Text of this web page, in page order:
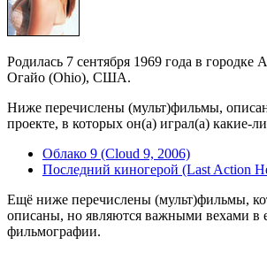
Родилась 7 сентября 1969 года в
Огайо (Ohio), США.
Ниже перечислены (мульт)фильмы,
проекте, в которых он(а) играл(а) какие-
Облако 9 (Cloud 9, 2006)
Последний киногерой (Last Action
Ещё ниже перечислены (мульт)фильмы,
описаны, но являются важными вехами в
фильмографии.